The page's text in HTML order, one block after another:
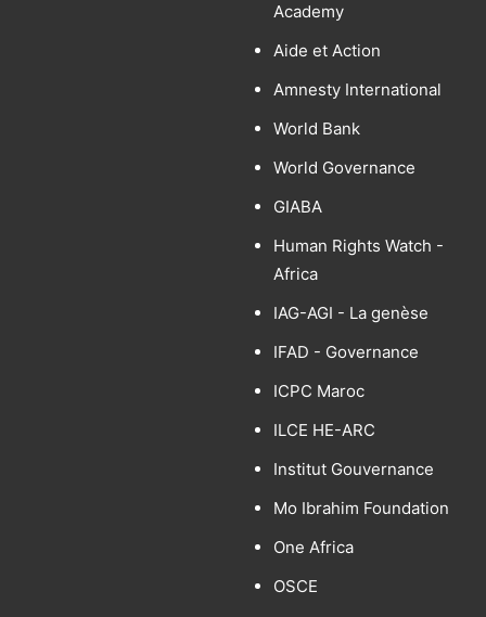
Academy
Aide et Action
Amnesty International
World Bank
World Governance
GIABA
Human Rights Watch -
Africa
IAG-AGI - La genèse
IFAD - Governance
ICPC Maroc
ILCE HE-ARC
Institut Gouvernance
Mo Ibrahim Foundation
One Africa
OSCE